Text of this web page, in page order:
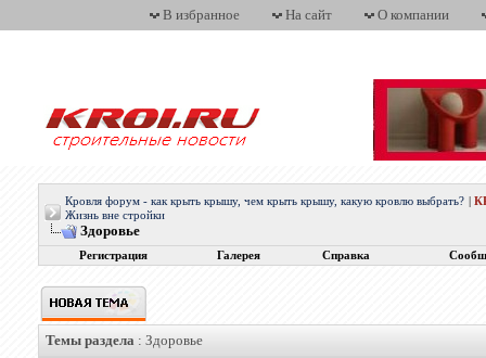
В избранное На сайт О компании
Кровля форум - как крыть крышу, чем крыть крышу, какую кровлю выбрать?
Жизнь вне стройки
Здоровье
Регистрация Галерея Справка
Темы раздела: Здоровье